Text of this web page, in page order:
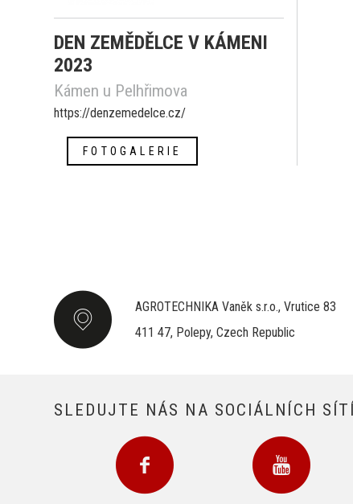
DEN ZEMĚDĚLCE V KÁMENI
2023
Kámen u Pelhřimova
https://denzemedelce.cz/
FOTOGALERIE
AGROTECHNIKA Vaněk s.r.o., Vrutice 83
411 47, Polepy, Czech Republic
SLEDUJTE NÁS NA SOCIÁLNÍCH